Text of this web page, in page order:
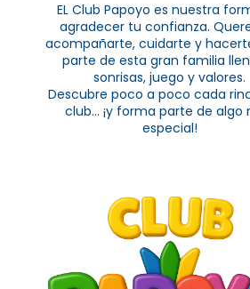
EL Club Papoyo es nuestra
agradecer tu confianza.
acompañarte, cuidarte y
parte de esta gran familia
sonrisas, juego y valores.
Descubre poco a poco cada
club... ¡y forma parte de algo
especial!